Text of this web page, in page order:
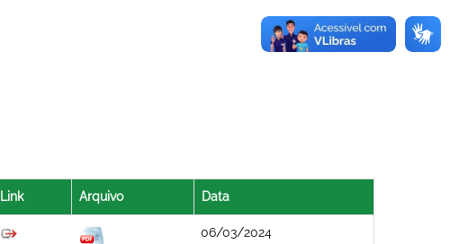
Link Arquivo Data
06/03/2024